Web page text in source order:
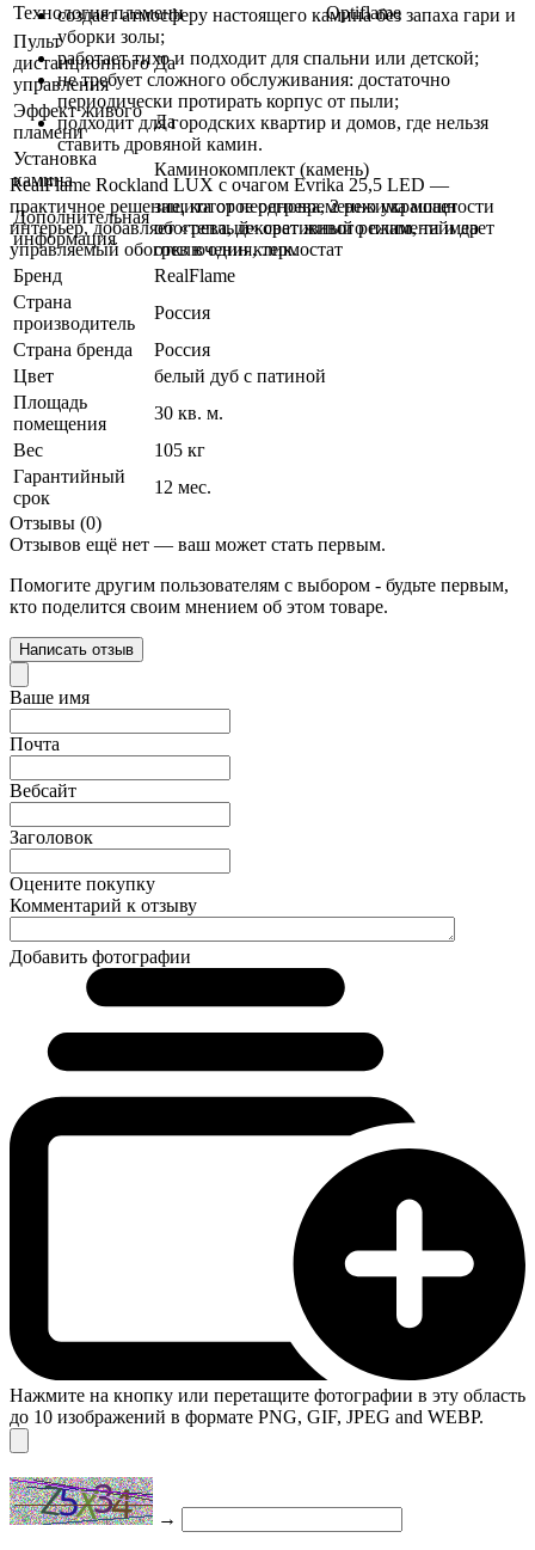
создает атмосферу настоящего камина без запаха гари и
уборки золы;
работает тихо и подходит для спальни или детской;
не требует сложного обслуживания: достаточно
периодически протирать корпус от пыли;
подходит для городских квартир и домов, где нельзя
ставить дровяной камин.
RealFlame Rockland LUX с очагом Evrika 25,5 LED —
практичное решение, которое одновременно украшает
интерьер, добавляет «теплый» свет живого пламени и дает
управляемый обогрев в один клик.
Технология пламени
Optiflame
Пульт
дистанционного
управления
Да
Эффект живого
пламени
Да
Установка
камина
Каминокомплект (камень)
Дополнительная
информация
защита от перегрева, 2 режима мощности
обогрева, декоративный режим, таймер
отключения, термостат
Бренд
RealFlame
Страна
производитель
Россия
Страна бренда
Россия
Цвет
белый дуб с патиной
Площадь
помещения
30 кв. м.
Вес
105 кг
Гарантийный
срок
12 мес.
Отзывы (0)
Отзывов ещё нет — ваш может стать первым.
Помогите другим пользователям с выбором - будьте первым,
кто поделится своим мнением об этом товаре.
Написать отзыв
Ваше имя
Почта
Вебсайт
Заголовок
Оцените покупку
Комментарий к отзыву
Добавить фотографии
Нажмите на кнопку или перетащите фотографии в эту область
до 10 изображений в формате PNG, GIF, JPEG and WEBP.
→